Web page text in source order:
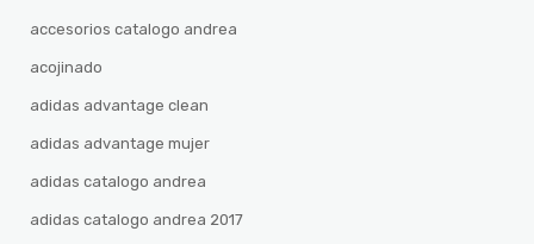
accesorios catalogo andrea
acojinado
adidas advantage clean
adidas advantage mujer
adidas catalogo andrea
adidas catalogo andrea 2017